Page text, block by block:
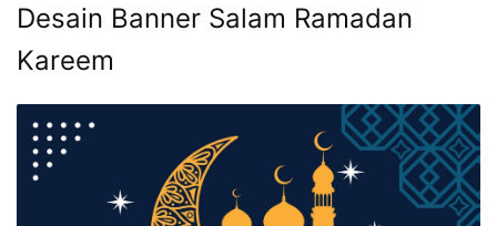
Desain Banner Salam Ramadan
Kareem